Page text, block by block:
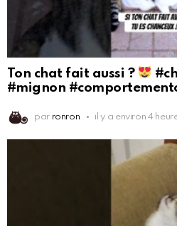
Ton chat fait aussi ?
#mignon
par ronron il y a environ 4